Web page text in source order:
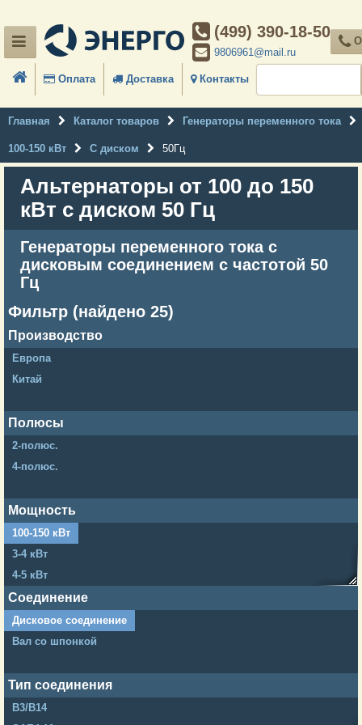
(499) 390-18-50
9806961@mail.ru
Оплата Доставка Контакты
Главная Каталог товаров Генераторы переменного тока
100-150 кВт С диском 50Гц
Альтернаторы от 100 до 150
кВт с диском 50 Гц
Генераторы переменного тока с
дисковым соединением с частотой 50
Гц
Фильтр (найдено 25)
Производство
Европа
Китай
Полюсы
2-полюс.
4-полюс.
Мощность
100-150 кВт
3-4 кВт
4-5 кВт
5-6 кВт
6-7 кВт
7-8 кВт
12-15 кВт
20-25 кВт
30-40 кВт
Соединение
Дисковое соединение
Вал со шпонкой
Тип соединения
B3/B14